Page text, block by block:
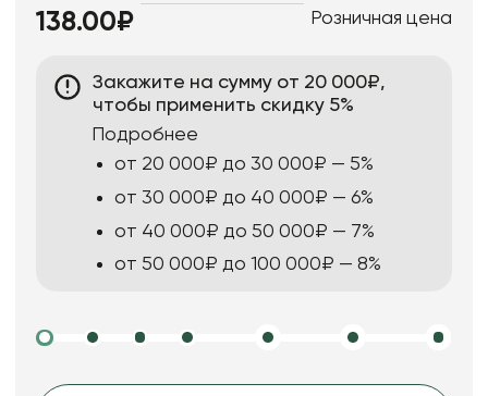
138.00₽ Розничная цена
Закажите на сумму от 20 000₽,
чтобы применить скидку 5%
Подробнее
от 20 000₽ до 30 000₽ — 5%
от 30 000₽ до 40 000₽ — 6%
от 40 000₽ до 50 000₽ — 7%
от 50 000₽ до 100 000₽ — 8%